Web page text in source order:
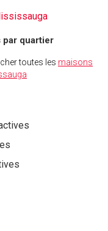
par quartier
toutes les maisons